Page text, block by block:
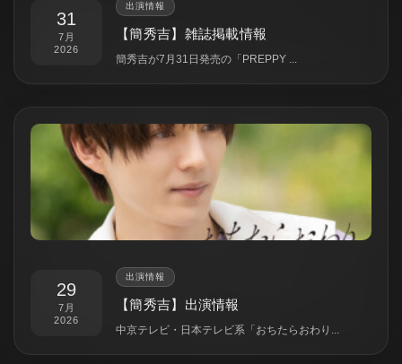
31
7月
2026
出演情報
【簡秀吉】雑誌掲載情報
簡秀吉が7月31日発売の「PREPPY ...
29
7月
2026
出演情報
【簡秀吉】出演情報
中京テレビ・日本テレビ系「おちたらおわり...